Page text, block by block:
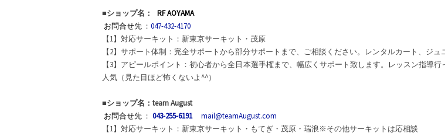
■ショップ名：
RF AOYAMA
お問合せ先 ：047-432-4170
【1】対応サーキット：新東京サーキット・茂原
【2】サポート体制：完全サポートから部分サポートまで、ご相談ください。レンタルカート、ジ
【3】アピールポイント：初心者から全日本選手権まで、幅広くサポート致します。レッスン指導
人気（見た目ほど怖くないよ^^）
■ショップ名：team August
お問合せ先 ： 043-255-6191
mail@teamAugust.com
【1】対応サーキット：新東京サーキット・もてぎ・茂原・瑞浪※その他サーキットは応相談